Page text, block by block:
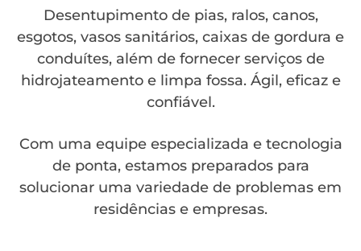
Desentupimento de pias, ralos, canos,
esgotos, vasos sanitários, caixas de gordura e
conduítes, além de fornecer serviços de
hidrojateamento e limpa fossa. Ágil, eficaz e
confiável.
Com uma equipe especializada e tecnologia
de ponta, estamos preparados para
solucionar uma variedade de problemas em
residências e empresas.